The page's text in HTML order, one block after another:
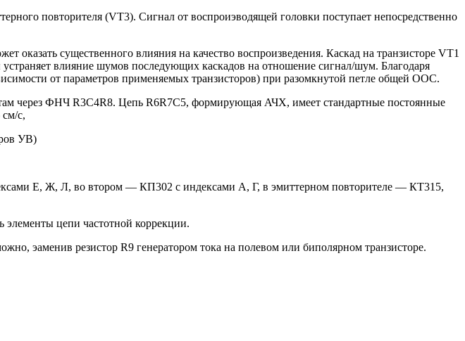
повторителя (VT3). Сигнал от воспроиэводящей головки поступает непосредственно
существенного влияния на качество воспроизведения. Каскад на транзисторе VT1
влияние шумов последующих каскадов на отношение сигнал/шум. Благодаря
от параметров применяемых транзисторов) при разомкнутой петле общей ООС.
через ФНЧ R3C4R8. Цепь R6R7C5, формирующая АЧХ, имеет стандартные постоянные
с,
УВ)
Е, Ж, Л, во втором — КП302 с индексами А, Г, в эмиттерном повторителе — КТ315,
цепи частотной коррекции.
эаменив резистор R9 генератором тока на полевом или биполярном транзисторе.